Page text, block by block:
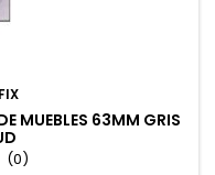
MUEBLES 63MM GRIS
(0)